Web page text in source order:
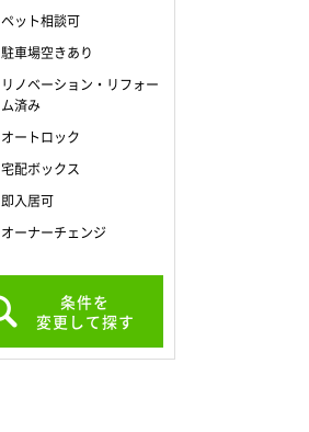
ペット相談可
駐車場空きあり
リノベーション・リフォー
ム済み
オートロック
宅配ボックス
即入居可
オーナーチェンジ
条件を
変更して探す